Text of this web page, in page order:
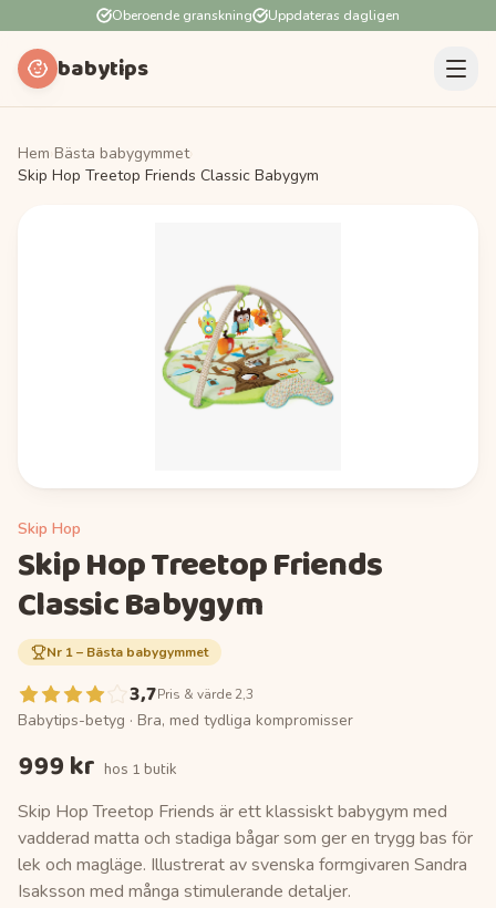
Oberoende granskning Uppdateras dagligen
babytips
Hem Bästa babygymmet›
Skip Hop Treetop Friends Classic Babygym
Skip Hop
Skip Hop Treetop Friends
Classic Babygym
Nr 1– Bästa babygymmet
3,7Pris & värde 2,3
Babytips-betyg · Bra, med tydliga kompromisser
999 kr hos 1 butik
Skip Hop Treetop Friends är ett klassiskt babygym med
vadderad matta och stadiga bågar som ger en trygg bas för
lek och magläge. Illustrerat av svenska formgivaren Sandra
Isaksson med många stimulerande detaljer.